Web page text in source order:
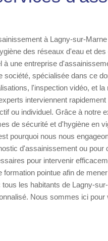
à Lagny-sur-
des réseaux d'eau et
à une entreprise
société, spécialisée dans ce
l'inspection vidéo, et
interviennent
ou individuel. Grâce à notre
de sécurité et d'hygiène en
pourquoi nous nous
d'assainissement ou
pour intervenir
formation pointue afin de
tous les habitants de Lagny-
Nous sommes ici